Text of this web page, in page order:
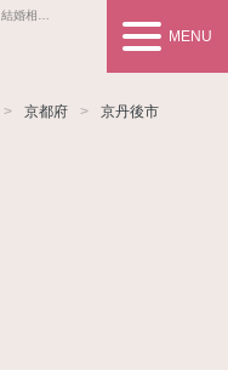
結婚相談所事業者情報や婚活お見合いの悩み、対策を紹介します。
MENU
京都府 京丹後市